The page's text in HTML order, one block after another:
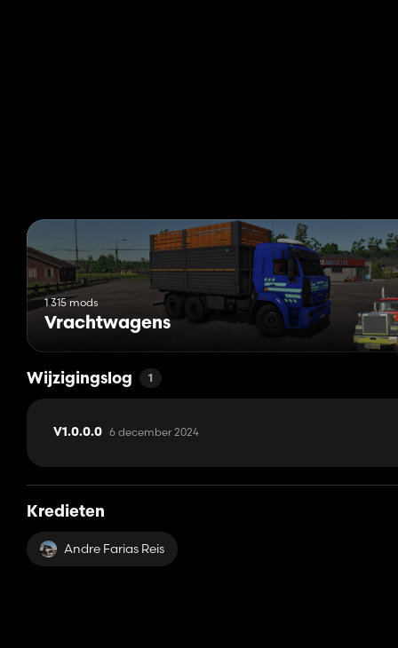
1 315 mods
Vrachtwagens
Wijzigingslog 1
V1.0.0.0 6 december 2024
Kredieten
Andre Farias Reis